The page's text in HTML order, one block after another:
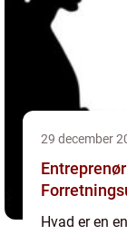
29 december
Hvad er en